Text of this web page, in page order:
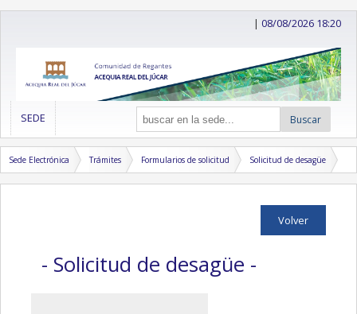
|08/08/2026 18:20
SEDE Buscar
Sede Electrónica Trámites Formularios de solicitud Solicitud de desagüe
Volver
- Solicitud de desagüe -